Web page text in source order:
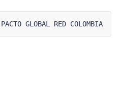
PACTO GLOBAL RED COLOMBIA